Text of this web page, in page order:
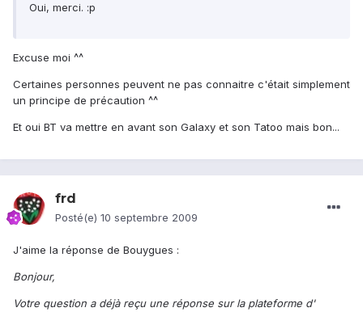
Oui, merci. :p
Excuse moi ^^
Certaines personnes peuvent ne pas connaitre c'était simplement
un principe de précaution ^^
Et oui BT va mettre en avant son Galaxy et son Tatoo mais bon...
frd
Posté(e) 10 septembre 2009
J'aime la réponse de Bouygues :
Bonjour,
Votre question a déjà reçu une réponse sur la plateforme d'